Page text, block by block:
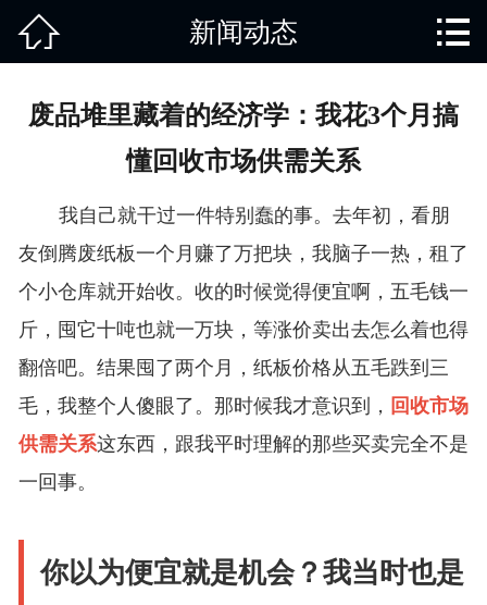
回收范围
服务项目
新闻动态
免责说明
 新闻动态 
废品堆里藏着的经济学：我花3个月搞
懂回收市场供需关系
我自己就干过一件特别蠢的事。去年初，看朋
友倒腾废纸板一个月赚了万把块，我脑子一热，租了
个小仓库就开始收。收的时候觉得便宜啊，五毛钱一
斤，囤它十吨也就一万块，等涨价卖出去怎么着也得
翻倍吧。结果囤了两个月，纸板价格从五毛跌到三
毛，我整个人傻眼了。那时候我才意识到， 回收市场
供需关系这东西，跟我平时理解的那些买卖完全不是
一回事。
你以为便宜就是机会？我当时也是